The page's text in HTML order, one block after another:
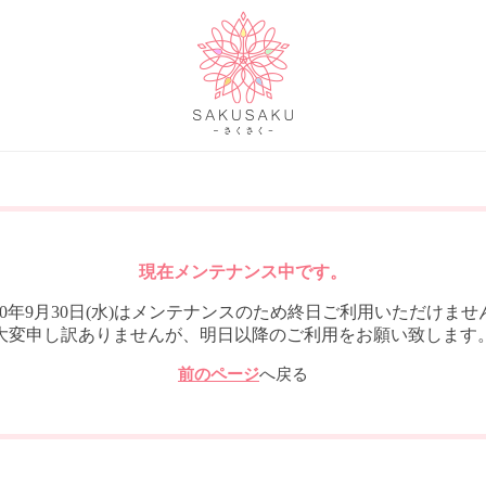
現在メンテナンス中です。
年9月30日(水)はメンテナンスのため終日ご利用いただけませ
変申し訳ありませんが、明日以降のご利用をお願い致します
前のページへ戻る